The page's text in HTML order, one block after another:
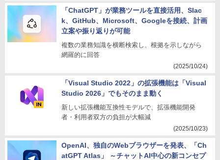
「ChatGPT」が業務ツールを直接活用、Slac
k、GitHub、Microsoft、Googleを接続、計画
立案や振り返りが可能
複数の業務知識を横断検索し、根拠を示しながら
網羅的に回答
(2025/10/24)
「Visual Studio 2022」の拡張機能は「Visual
Studio 2026」でもそのまま動く
新しい拡張機能互換性モデルで、拡張機能開発
者・利用者双方の負担が大幅減
(2025/10/23)
OpenAI、独自のWebブラウザーを発表、「Ch
atGPT Atlas」 ～チャットAI中心の新コンセプ